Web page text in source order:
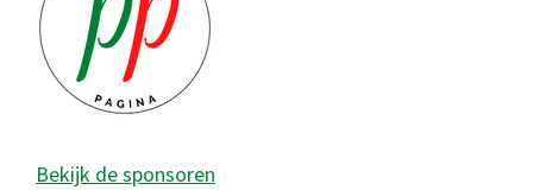
Bekijk de sponsoren